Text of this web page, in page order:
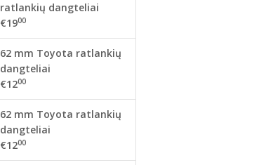
ratlankių dangteliai
€1900
62 mm Toyota ratlankių
dangteliai
€1200
62 mm Toyota ratlankių
dangteliai
€1200